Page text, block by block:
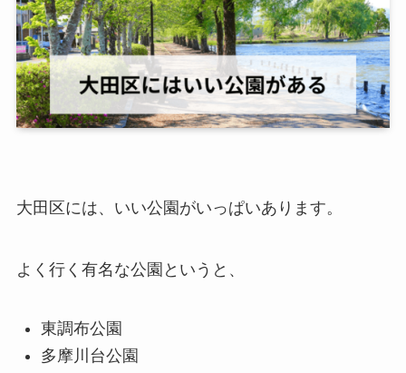
大田区には、いい公園がいっぱいあります。
よく行く有名な公園というと、
東調布公園
多摩川台公園